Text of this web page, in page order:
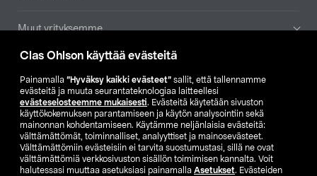
Clas Ohlson käyttää evästeitä
Painamalla ”Hyväksy kaikki evästeet” sallit, että tallennamme
evästeitä ja muuta seurantateknologiaa laitteellesi
evästeselosteemme mukaisesti. Evästeitä käytetään sivuston
käyttökokemuksen parantamiseen ja käytön analysointiin sekä
mainonnan kohdentamiseen. Käytämme neljänlaisia evästeitä:
välttämättömät, toiminnalliset, analyyttiset ja mainosevästeet.
Välttämättömiin evästeisiin ei tarvita suostumustasi, sillä ne ovat
välttämättömiä verkkosivuston sisällön toimimisen kannalta. Voit
halutessasi muuttaa asetuksiasi painamalla Asetukset. Evästeiden
Muut yrityksemme
Etsi myymälä
SE NO FI
FI SV